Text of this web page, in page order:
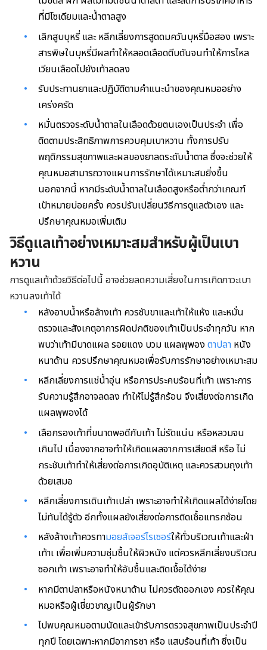
ที่มีโซเดียมและน้ำตาลสูง
เลิกสูบบุหรี่ และ หลีกเลี่ยงการสูดดมควันบุหรี่มือสอง เพราะ
สารพิษในบุหรี่มีผลทำให้หลอดเลือดตีบตันจนทำให้การไหล
เวียนเลือดไปยังเท้าลดลง
รับประทานยาและปฏิบัติตามคำแนะนำของคุณหมออย่าง
เคร่งครัด
หมั่นตรวจระดับน้ำตาลในเลือดด้วยตนเองเป็นประจำ เพื่อ
ติดตามประสิทธิภาพการควบคุมเบาหวาน ทั้งการปรับ
พฤติกรรมสุขภาพและผลของยาลดระดับน้ำตาล ซึ่งจะช่วยให้
คุณหมอสามารถวางแผนการรักษาได้เหมาะสมยิ่งขึ้น
นอกจากนี้ หากมีระดับน้ำตาลในเลือดสูงหรือต่ำกว่าเกณฑ์
เป้าหมายบ่อยครั้ง ควรปรับเปลี่ยนวิธีการดูแลตัวเอง และ
ปรึกษาคุณหมอเพิ่มเติม
วิธีดูแลเท้าอย่างเหมาะสมสำหรับผู้เป็นเบา
หวาน
การดูแลเท้าด้วยวิธีต่อไปนี้ อาจช่วยลดความเสี่ยงในการเกิดภาวะเบา
หวานลงเท้าได้
หลังอาบน้ำหรือล้างเท้า ควรซับขาและเท้าให้แห้ง และหมั่น
ตรวจและสังเกตุอาการผิดปกติของเท้าเป็นประจำทุกวัน หาก
พบว่าเท้ามีบาดแผล รอยแดง บวม แผลพุพองตาปลา หนัง
หนาด้าน ควรปรึกษาคุณหมอเพื่อรับการรักษาอย่างเหมาะสม
หลีกเลี่ยงการแช่น้ำอุ่น หรือการประคบร้อนที่เท้า เพราะการ
รับความรู้สึกอาจลดลง ทำให้ไม่รู้สึกร้อน จึงเสี่ยงต่อการเกิด
แผลพุพองได้
เลือกรองเท้าที่ขนาดพอดีกับเท้า ไม่รัดแน่น หรือหลวมจน
เกินไป เนื่องจากอาจทำให้เกิดแผลจากการเสียดสี หรือ ไม่
กระชับเท้าทำให้เสี่ยงต่อการเกิดอุบัติเหตุ และควรสวมถุงเท้า
ด้วยเสมอ
หลีกเลี่ยงการเดินเท้าเปล่า เพราะอาจทำให้เกิดแผลได้ง่ายโดย
ไม่ทันได้รู้ตัว อีกทั้งแผลยังเสี่ยงต่อการติดเชื้อแทรกซ้อน
หลังล้างเท้าควรทามอยส์เจอร์ไรเซอร์ให้ทั่วบริเวณเท้าและฝ่า
เท้าเ เพื่อเพิ่มความชุ่มชื้นให้ผิวหนัง แต่ควรหลีกเลี่ยงบริเวณ
ซอกเท้า เพราะอาจทำให้อับชื้นและติดเชื้อได้ง่าย
หากมีตาปลาหรือหนังหนาด้าน ไม่ควรตัดออกเอง ควรให้คุณ
หมอหรือผู้เชี่ยวชาญเป็นผู้รักษา
ไปพบคุณหมอตามนัดและเข้ารับการตรวจสุขภาพเป็นประจำปี
ทุกปี โดยเฉพาะหากมีอาการชา หรือ แสบร้อนที่เท้า ซึ่งเป็น